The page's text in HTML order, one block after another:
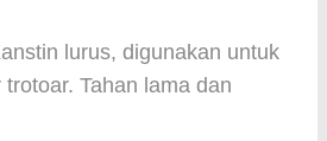
lurus, digunakan untuk
Tahan lama dan